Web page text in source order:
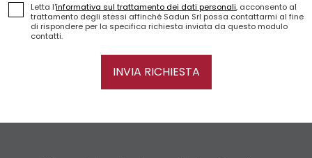
Letta l'informativa sul trattamento dei dati personali, acconsento al
trattamento degli stessi affinché Sadun Srl possa contattarmi al fine
di rispondere per la specifica richiesta inviata da questo modulo
contatti.
INVIA RICHIESTA